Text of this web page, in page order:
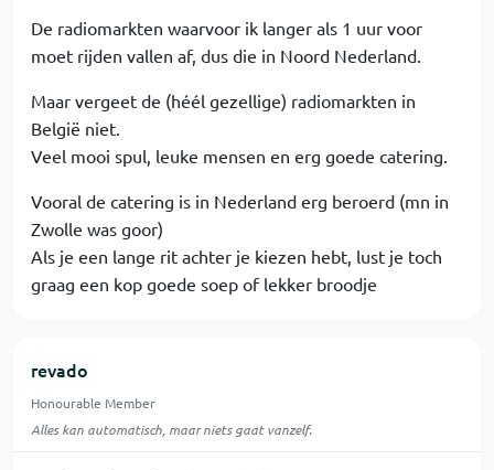
De radiomarkten waarvoor ik langer als 1 uur voor
moet rijden vallen af, dus die in Noord Nederland.
Maar vergeet de (héél gezellige) radiomarkten in
België niet.
Veel mooi spul, leuke mensen en erg goede catering.
Vooral de catering is in Nederland erg beroerd (mn in
Zwolle was goor)
Als je een lange rit achter je kiezen hebt, lust je toch
graag een kop goede soep of lekker broodje
revado
Honourable Member
Alles kan automatisch, maar niets gaat vanzelf.